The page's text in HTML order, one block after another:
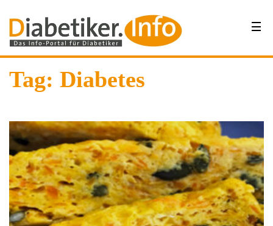
Tag: Diabetes